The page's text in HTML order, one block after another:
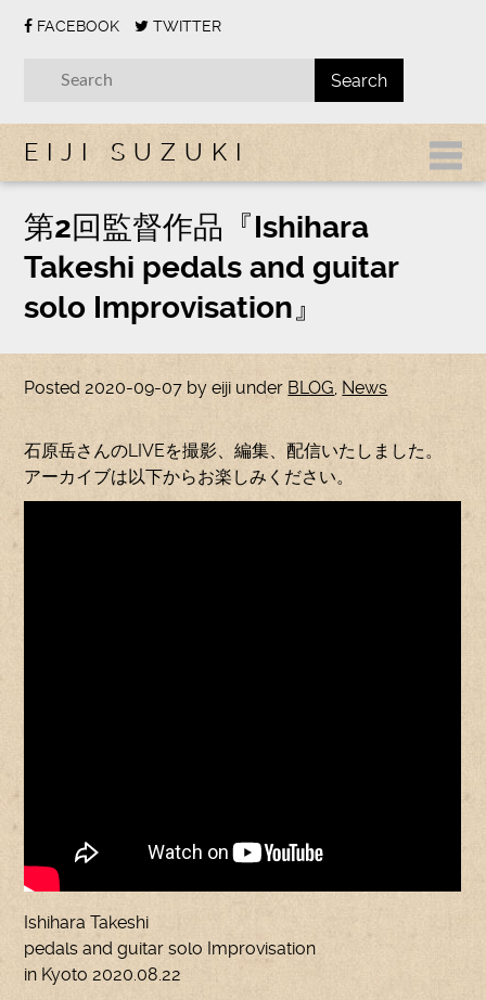
FACEBOOK TWITTER
EIJI SUZUKI
第2回監督作品『Ishihara
Takeshi pedals and guitar
solo Improvisation』
Posted2020-09-07 byeiji under BLOG, News
石原岳さんのLIVEを撮影、編集、配信いたしました。
アーカイブは以下からお楽しみください。
Ishihara Takeshi
pedals and guitar solo Improvisation
in Kyoto 2020.08.22